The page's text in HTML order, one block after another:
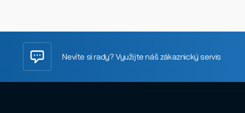
Nevíte si rady? Využijte náš zákaznický servis